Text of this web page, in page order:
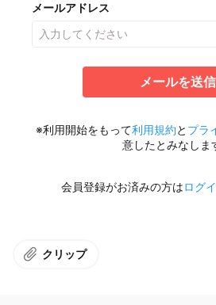
メールアドレス
メールを送信
※利用開始をもって利用規約と プラ
意したとみなしま
会員登録がお済みの方はログ
クリップ